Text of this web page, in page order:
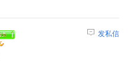
发私信